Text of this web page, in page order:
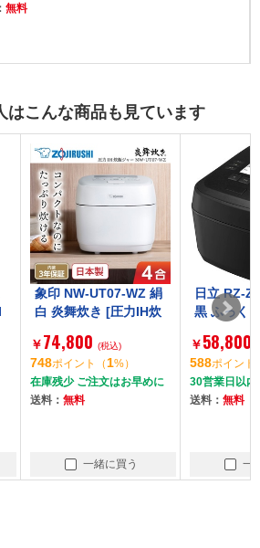
無料
はこんな商品も見ています
象印 NW-UT07-WZ 絹
白 炎舞炊き [圧力IH炊
￥74,800 (税込)
748ポイント （ 1%）
在庫残少 ご注文はお早めに
送料： 無料
一緒に買う
日立 RZ-
黒 ふっく
￥58,800
588ポイント
30営業日以内
送料： 無料
一